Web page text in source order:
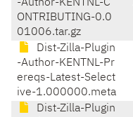
-Author-KENTNL-C
ONTRIBUTING-0.0
01006.tar.gz
Dist-Zilla-Plugin
-Author-KENTNL-Pr
ereqs-Latest-Select
ive-1.000000.meta
Dist-Zilla-Plugin